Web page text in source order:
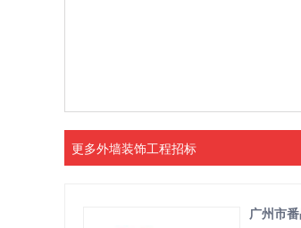
更多外墙装饰工程招标
广州市